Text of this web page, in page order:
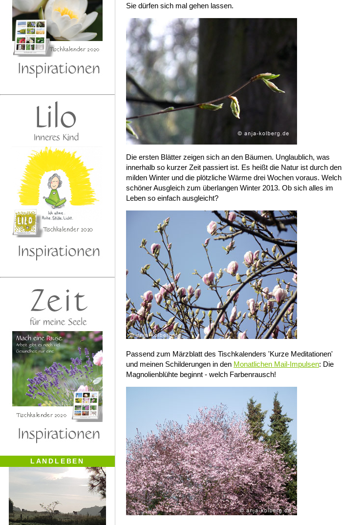
Sie dürfen sich mal gehen lassen.
Die ersten Blätter zeigen sich an den Bäumen. Unglaublich, was
innerhalb so kurzer Zeit passiert ist. Es heißt die Natur ist durch den
milden Winter und die plötzliche Wärme drei Wochen voraus. Welch
schöner Ausgleich zum überlangen Winter 2013. Ob sich alles im
Leben so einfach ausgleicht?
Passend zum Märzblatt des Tischkalenders 'Kurze Meditationen'
und meinen Schilderungen in den Monatlichen Mail-Impulsen: Die
Magnolienblühte beginnt - welch Farbenrausch!
LANDLEBEN